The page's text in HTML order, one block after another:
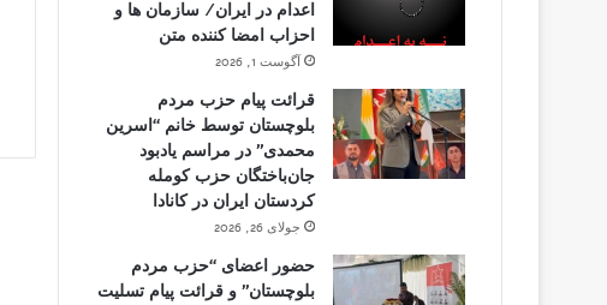
اعدام در ایران/ سازمان ها و
احزاب امضا کننده متن
آگوست 1, 2026
قرائت پیام حزب مردم
بلوچستان توسط خانم “اسرین
محمدی” در مراسم یادبود
جان‌باختگان حزب کومله
کردستان ایران در کانادا
جولای 26, 2026
حضور اعضای “حزب مردم
بلوچستان” و قرائت پیام تسلیت